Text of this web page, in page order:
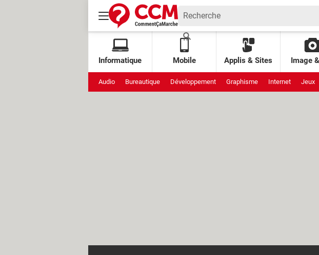
Informatique Mobile Applis & Sites Image
Audio Bureautique Développement Graphisme Internet Jeux